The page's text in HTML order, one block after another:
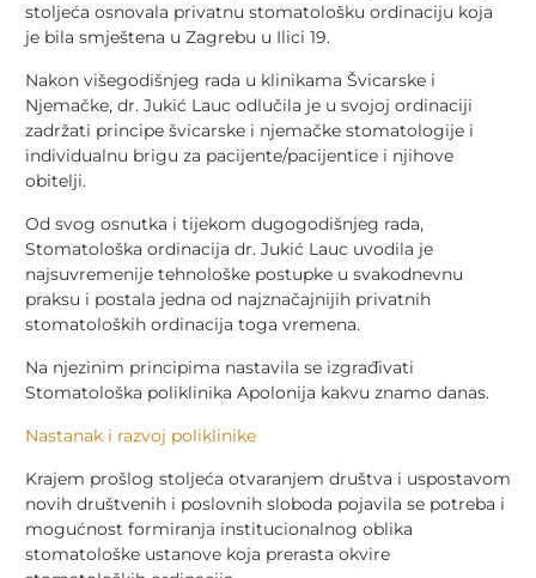
stoljeća osnovala privatnu stomatološku ordinaciju koja
je bila smještena u Zagrebu u Ilici 19.
Nakon višegodišnjeg rada u klinikama Švicarske i
Njemačke, dr. Jukić Lauc odlučila je u svojoj ordinaciji
zadržati principe švicarske i njemačke stomatologije i
individualnu brigu za pacijente/pacijentice i njihove
obitelji.
Od svog osnutka i tijekom dugogodišnjeg rada,
Stomatološka ordinacija dr. Jukić Lauc uvodila je
najsuvremenije tehnološke postupke u svakodnevnu
praksu i postala jedna od najznačajnijih privatnih
stomatoloških ordinacija toga vremena.
Na njezinim principima nastavila se izgrađivati
Stomatološka poliklinika Apolonija kakvu znamo danas.
Nastanak i razvoj poliklinike
Krajem prošlog stoljeća otvaranjem društva i uspostavom
novih društvenih i poslovnih sloboda pojavila se potreba i
mogućnost formiranja institucionalnog oblika
stomatološke ustanove koja prerasta okvire